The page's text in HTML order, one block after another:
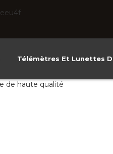
Télémètres Et Lunettes